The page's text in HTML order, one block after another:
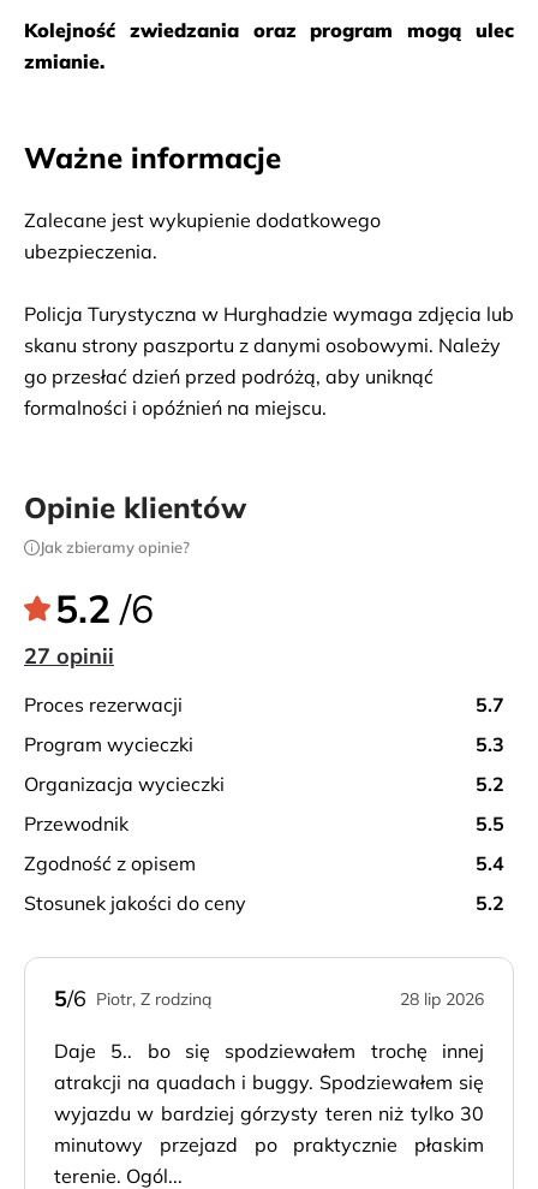
Kolejność zwiedzania oraz program mogą ulec
zmianie.
Ważne informacje
Zalecane jest wykupienie dodatkowego
ubezpieczenia.
Policja Turystyczna w Hurghadzie wymaga zdjęcia lub
skanu strony paszportu z danymi osobowymi. Należy
go przesłać dzień przed podróżą, aby uniknąć
formalności i opóźnień na miejscu.
Opinie klientów
Jak zbieramy opinie?
5.2 /6
27 opinii
proces rezerwacji
5.7
program wycieczki
5.3
organizacja wycieczki
5.2
przewodnik
5.5
zgodność z opisem
5.4
stosunek jakości do ceny
5.2
5/6 Piotr, Z rodziną 28 lip 2026
Daje 5.. bo się spodziewałem trochę innej
atrakcji na quadach i buggy. Spodziewałem się
wyjazdu w bardziej górzysty teren niż tylko 30
minutowy przejazd po praktycznie płaskim
terenie. Ogól...